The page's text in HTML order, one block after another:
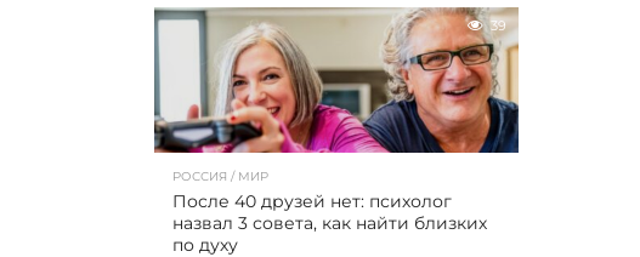
39
РОССИЯ / МИР
После 40 друзей нет: психолог
назвал 3 совета, как найти близких
по духу